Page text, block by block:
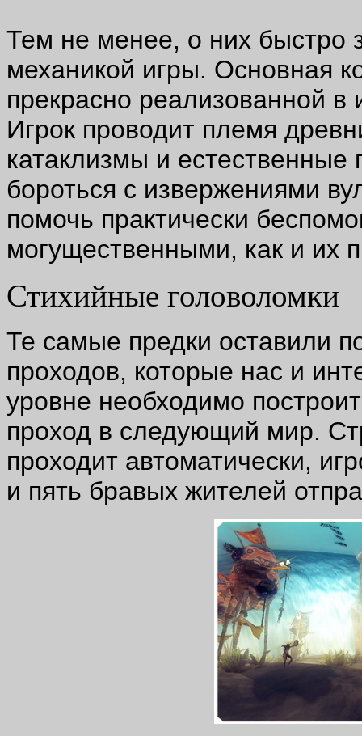
Тем не менее, о них быстро
механикой игры. Основная
прекрасно реализованной
Игрок проводит племя
катаклизмы и естественные
бороться с извержениями
помочь практически
могущественными, как и их
Стихийные головоломки
Те самые предки оставили
проходов, которые нас и
уровне необходимо
проход в следующий мир.
проходит автоматически,
и пять бравых жителей